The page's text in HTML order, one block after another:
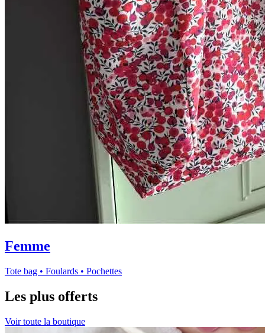
Femme
Tote bag • Foulards • Pochettes
Les plus offerts
Voir toute la boutique